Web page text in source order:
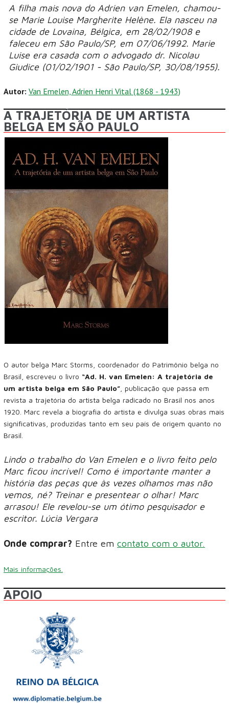
A filha mais nova do Adrien van Emelen, chamou-
se Marie Louise Margherite Helène. Ela nasceu na
cidade de Lovaina, Bélgica, em 28/02/1908 e
faleceu em São Paulo/SP, em 07/06/1992. Marie
Luise era casada com o advogado dr. Nicolau
Giudice (01/02/1901 - São Paulo/SP, 30/08/1955).
Autor: Van Emelen, Adrien Henri Vital (1868 - 1943)
A TRAJETÓRIA DE UM ARTISTA
BELGA EM SÃO PAULO
O autor belga Marc Storms, coordenador do Patrimônio belga no
Brasil, escreveu o livro “Ad. H. van Emelen: A trajetória de
um artista belga em São Paulo” , publicação que passa em
revista a trajetória do artista belga radicado no Brasil nos anos
1920. Marc revela a biografia do artista e divulga suas obras mais
significativas, produzidas tanto em seu país de origem quanto no
Brasil.
Lindo o trabalho do Van Emelen e o livro feito pelo
Marc ficou incrível! Como é importante manter a
história das peças que às vezes olhamos mas não
vemos, né? Treinar e presentear o olhar! Marc
arrasou! Ele revelou-se um ótimo pesquisador e
escritor. Lúcia Vergara
Onde comprar? Entre em contato com o autor.
Mais informações.
APOIO